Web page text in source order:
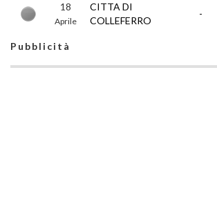
18
Aprile
CITTA DI
COLLEFERRO
-
Pubblicità